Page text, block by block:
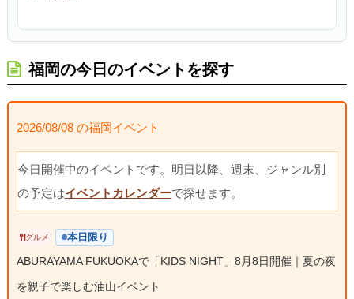
福岡の今日のイベントを探す
2026/08/08 の福岡イベント
今日開催中のイベントです。明日以降、週末、ジャンル別
の予定はイベントカレンダーで探せます。
グルメ 本日限り
ABURAYAMA FUKUOKAで「KIDS NIGHT」8月8日開催｜夏の夜
を親子で楽しむ油山イベント